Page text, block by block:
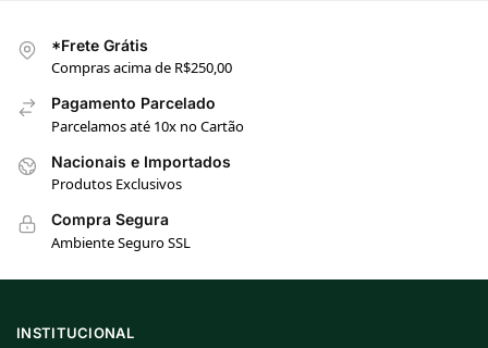
*Frete Grátis
Compras acima de R$250,00
Pagamento Parcelado
Parcelamos até 10x no Cartão
Nacionais e Importados
Produtos Exclusivos
Compra Segura
Ambiente Seguro SSL
INSTITUCIONAL